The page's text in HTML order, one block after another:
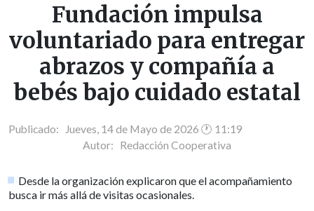
Fundación impulsa
voluntariado para entregar
abrazos y compañía a
bebés bajo cuidado estatal
Publicado: Jueves, 14 de Mayo de 2026 🕐 11:19
Autor: Redacción Cooperativa
Desde la organización explicaron que el acompañamiento
busca ir más allá de visitas ocasionales.